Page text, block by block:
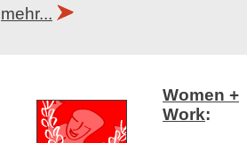
mehr...
Women +
Work: